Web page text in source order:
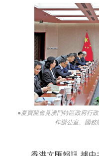
●夏寶龍會見澳門特區政府行
作辦公室、國務